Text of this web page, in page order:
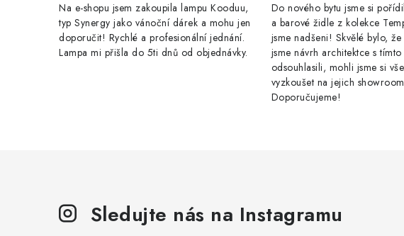
Na e-shopu jsem zakoupila lampu Kooduu,
typ Synergy jako vánoční dárek a mohu jen
doporučit! Rychlé a profesionální jednání.
Lampa mi přišla do 5ti dnů od objednávky.
Do nového bytu jsme si
a barové židle z kolekce
jsme nadšeni! Skvělé bylo,
jsme návrh architektce s tímto
odsouhlasili, mohli jsme si
vyzkoušet na jejich
Doporučujeme!
Sledujte nás na Instagramu